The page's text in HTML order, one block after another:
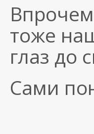
тоже
глаз до
Сами